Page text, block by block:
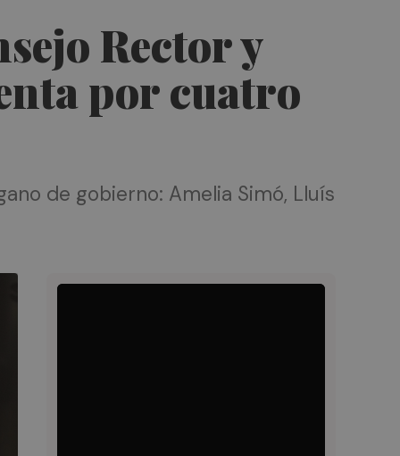
Rector y
por cuatro
de gobierno: Amelia Simó, Lluís